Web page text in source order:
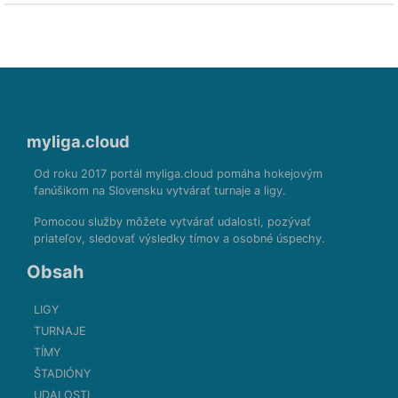
myliga.cloud
Od roku 2017 portál myliga.cloud pomáha hokejovým
fanúšikom na Slovensku vytvárať turnaje a ligy.
Pomocou služby môžete vytvárať udalosti, pozývať
priateľov, sledovať výsledky tímov a osobné úspechy.
Obsah
LIGY
TURNAJE
TÍMY
ŠTADIÓNY
UDALOSTI